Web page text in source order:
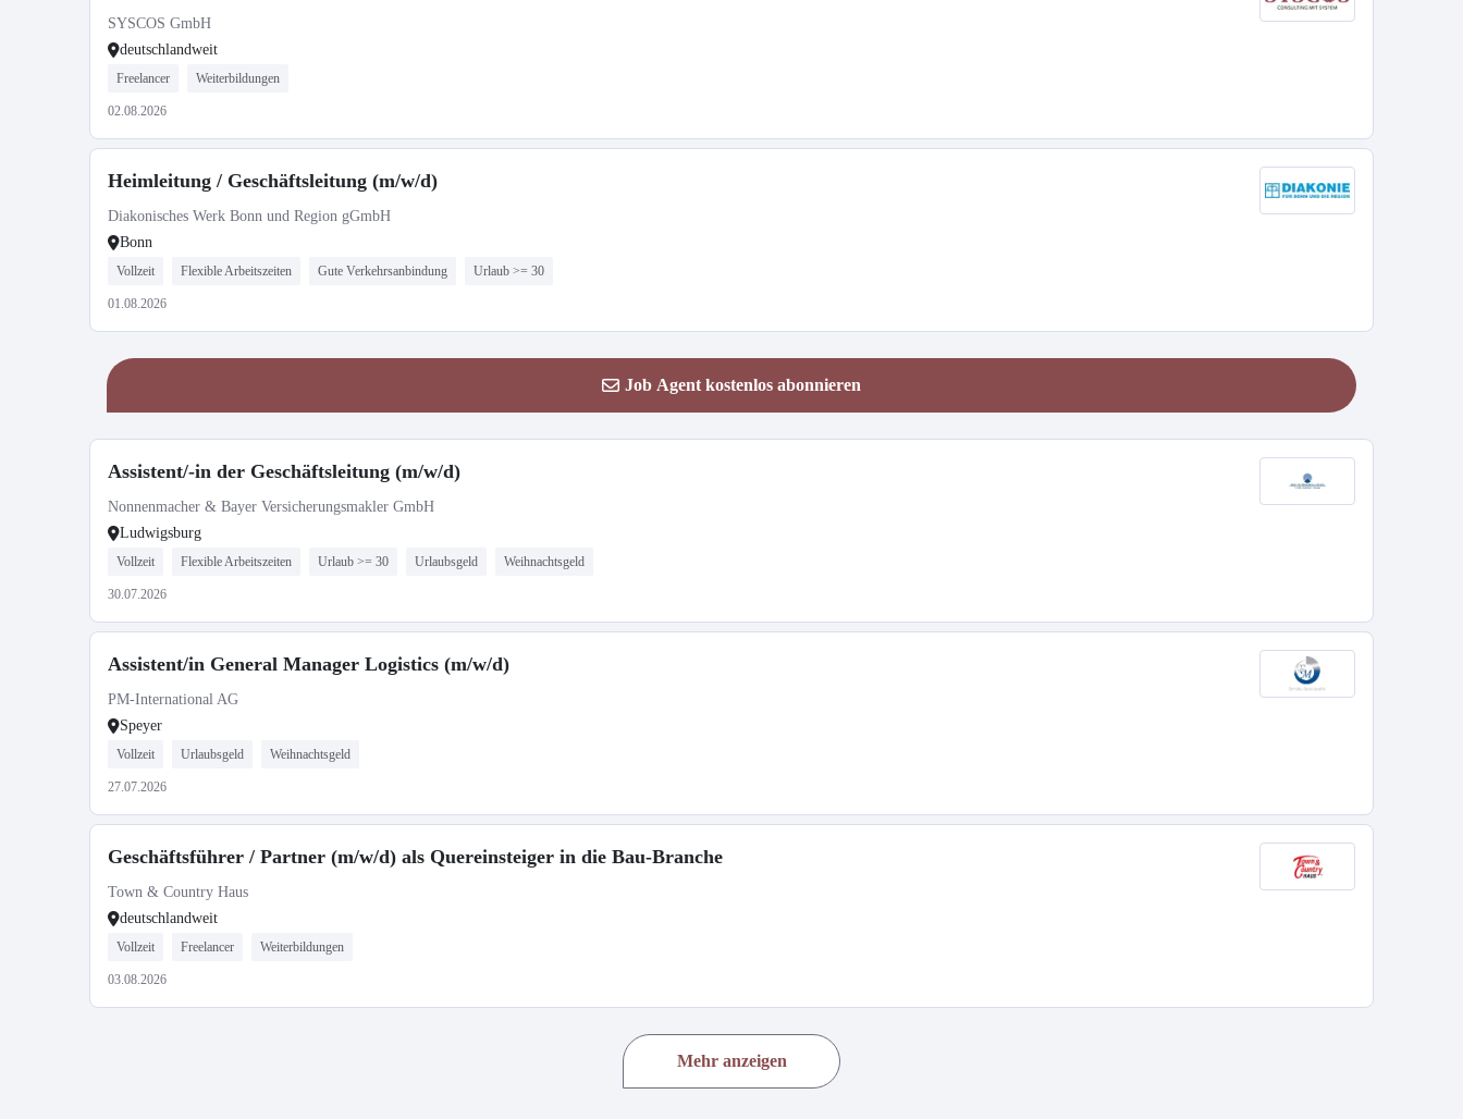
SYSCOS GmbH
deutschlandweit
Freelancer Weiterbildungen
02.08.2026
Heimleitung / Geschäftsleitung (m/w/d)
Diakonisches Werk Bonn und Region gGmbH
Bonn
Vollzeit Flexible Arbeitszeiten Gute Verkehrsanbindung Urlaub >= 30
01.08.2026
Job Agent kostenlos abonnieren
Assistent/-in der Geschäftsleitung (m/w/d)
Nonnenmacher & Bayer Versicherungsmakler GmbH
Ludwigsburg
Vollzeit Flexible Arbeitszeiten Urlaub >= 30 Urlaubsgeld Weihnachtsgeld
30.07.2026
Assistent/in General Manager Logistics (m/w/d)
PM-International AG
Speyer
Vollzeit Urlaubsgeld Weihnachtsgeld
27.07.2026
Geschäftsführer / Partner (m/w/d) als Quereinsteiger in die Bau-Branche
Town & Country Haus
deutschlandweit
Vollzeit Freelancer Weiterbildungen
03.08.2026
Mehr anzeigen